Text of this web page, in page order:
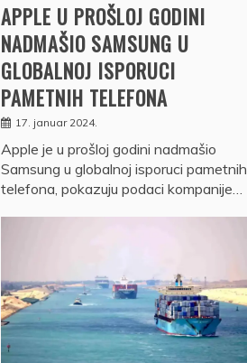
APPLE U PROŠLOJ GODINI
NADMAŠIO SAMSUNG U
GLOBALNOJ ISPORUCI
PAMETNIH TELEFONA
17. januar 2024.
Apple je u prošloj godini nadmašio
Samsung u globalnoj isporuci pametnih
telefona, pokazuju podaci kompanije…